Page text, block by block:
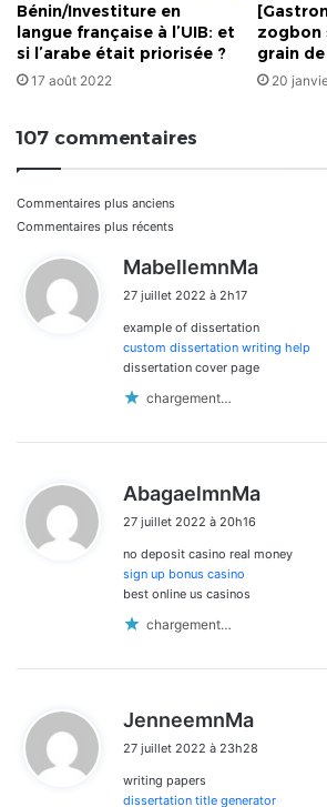
Bénin/Investiture en
langue française à l’UIB: et
si l’arabe était priorisée ?
17 août 2022
zogbon
grain
20
107 commentaires
Navigation
dans
les
commentaires
Commentaires plus anciens
Commentaires plus récents
MabellemnMa
:
27 juillet 2022 à 2h17
example of dissertation
custom dissertation writing help
dissertation cover page
chargement…
AbagaelmnMa
27 juillet 2022 à 20h16
no deposit casino real money
sign up bonus casino
best online us casinos
chargement…
JenneemnMa
t
:
27 juillet 2022 à 23h28
writing papers
dissertation title generator